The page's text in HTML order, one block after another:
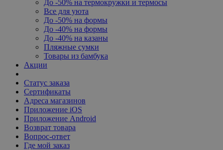
До -50% на термокружки и термосы
Все для уюта
До -50% на формы
До -40% на формы
До -40% на казаны
Пляжные сумки
Товары из бамбука
Акции
Статус заказа
Сертификаты
Адреса магазинов
Приложение iOS
Приложение Android
Возврат товара
Вопрос-ответ
Где мой заказ